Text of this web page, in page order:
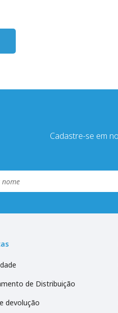
Cadastre-se em
de Distribuição
devolução